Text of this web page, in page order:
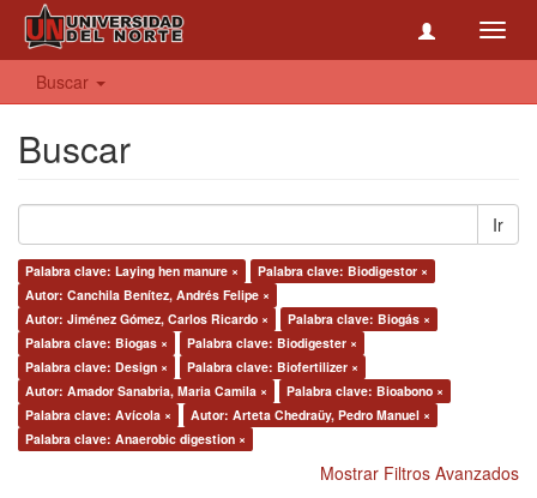
Buscar
Buscar
Ir
Palabra clave: Laying hen manure ×
Palabra clave: Biodigestor ×
Autor: Canchila Benítez, Andrés Felipe ×
Autor: Jiménez Gómez, Carlos Ricardo ×
Palabra clave: Biogás ×
Palabra clave: Biogas ×
Palabra clave: Biodigester ×
Palabra clave: Design ×
Palabra clave: Biofertilizer ×
Autor: Amador Sanabria, Maria Camila ×
Palabra clave: Bioabono ×
Palabra clave: Avícola ×
Autor: Arteta Chedraüy, Pedro Manuel ×
Palabra clave: Anaerobic digestion ×
Mostrar Filtros Avanzados